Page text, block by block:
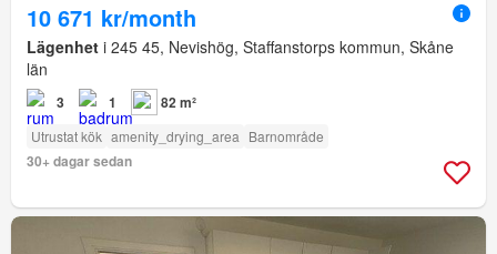
10 671 kr/month
Lägenhet i 245 45, Nevishög, Staffanstorps kommun, Skåne
län
3 1 82 m²
Utrustat kök amenity_drying_area Barnområde
30+ dagar sedan